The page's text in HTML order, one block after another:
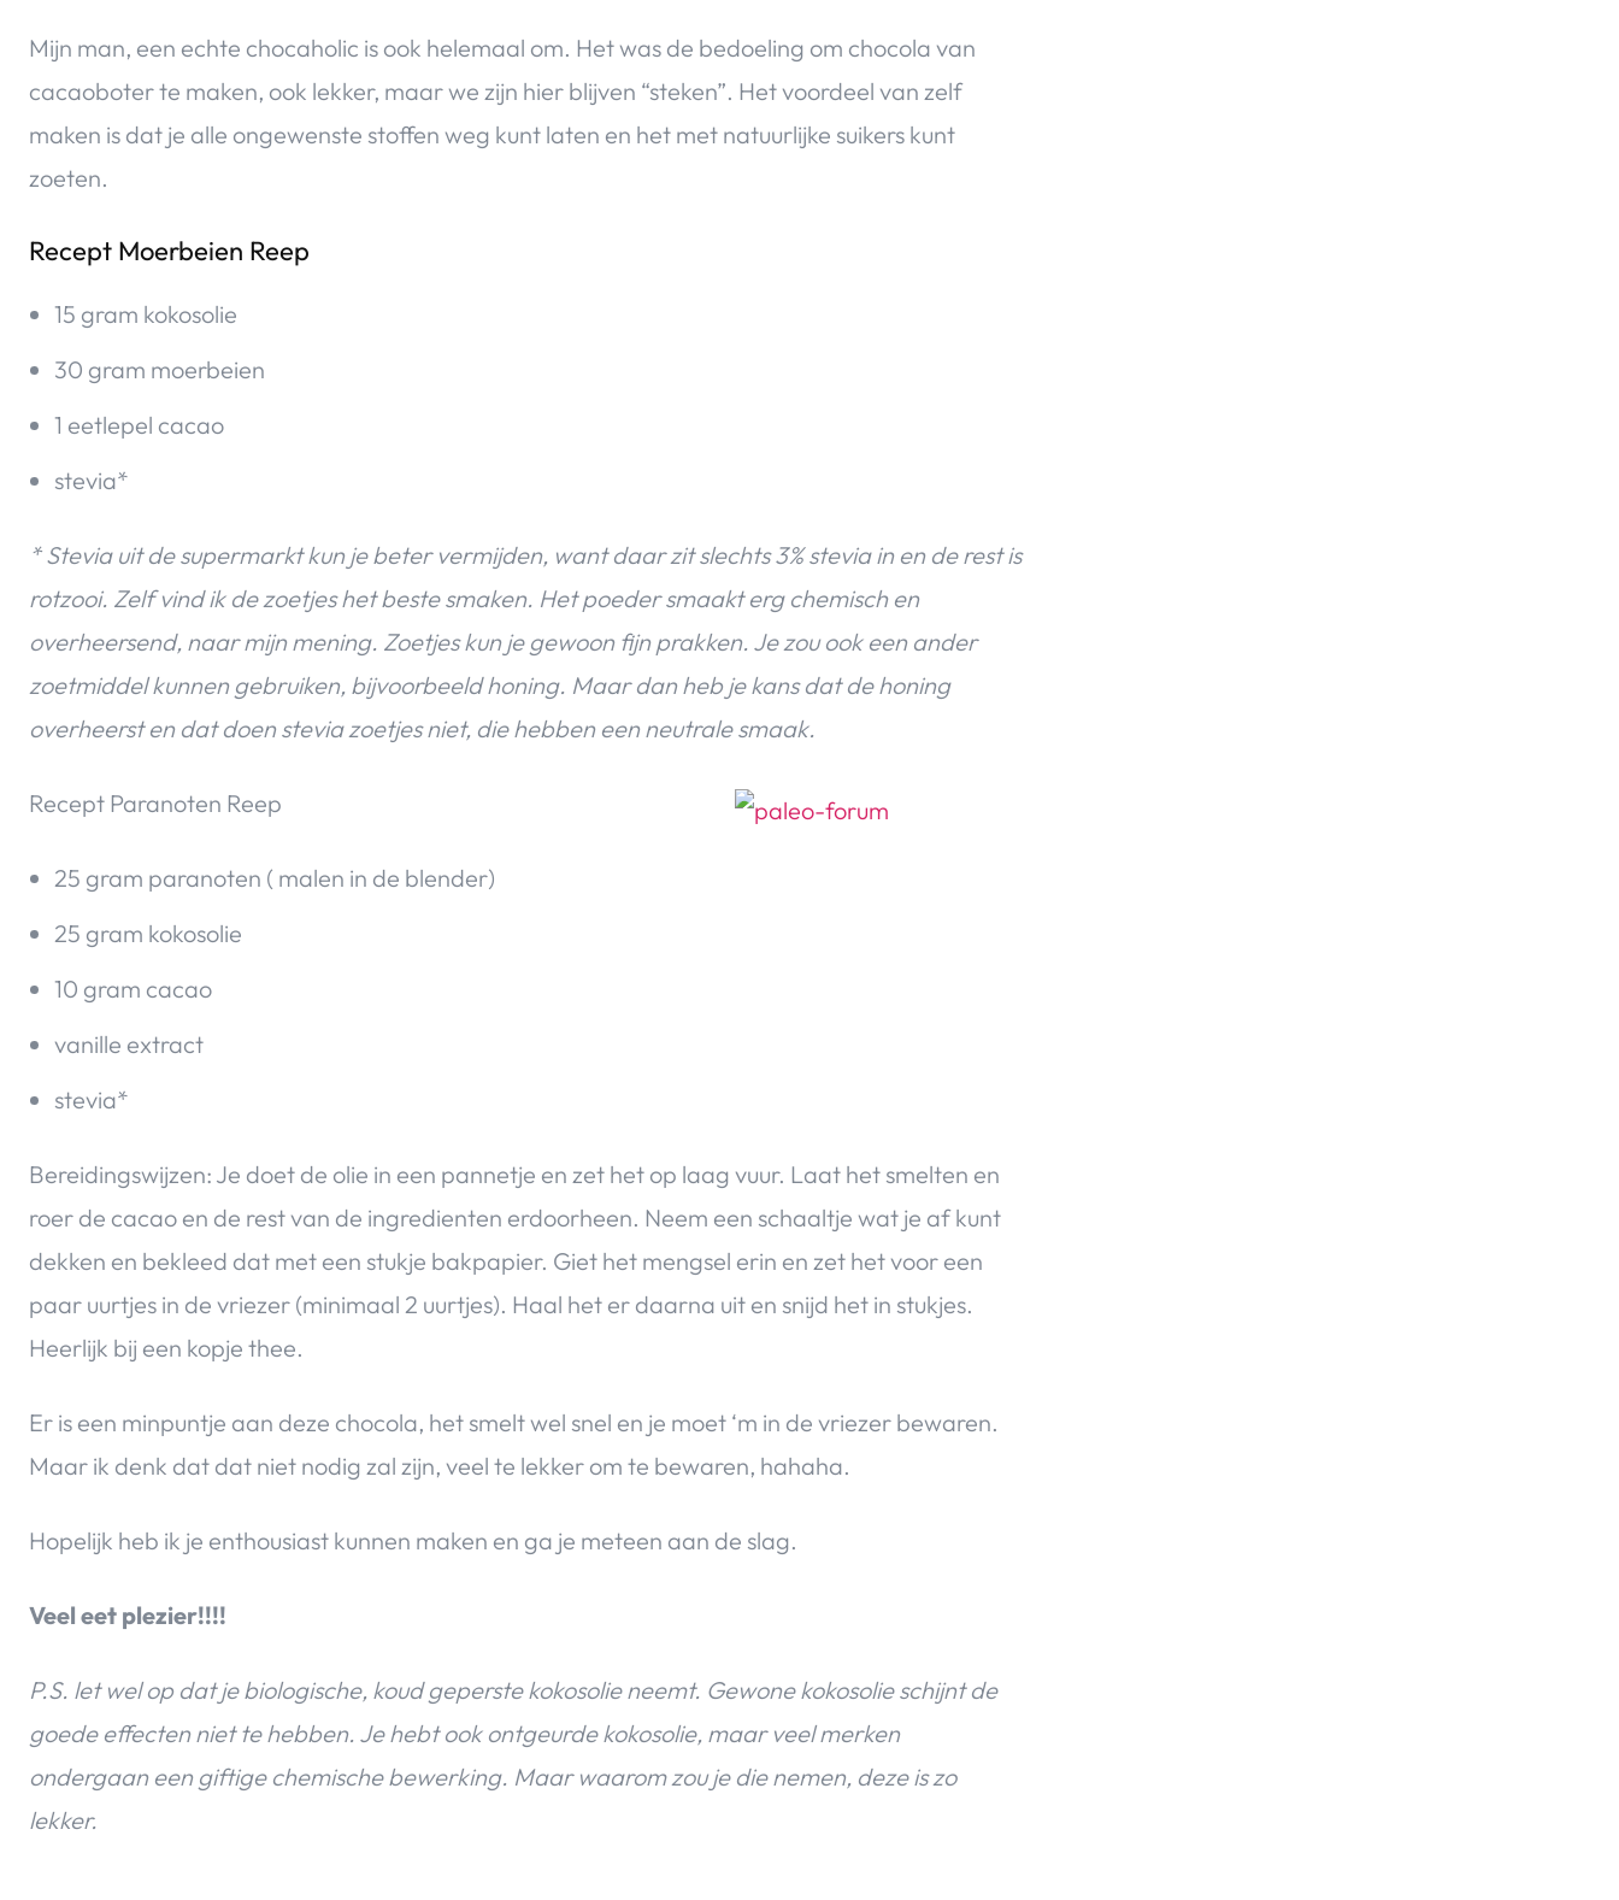
Mijn man, een echte chocaholic is ook helemaal om. Het was de bedoeling om chocola van
cacaoboter te maken, ook lekker, maar we zijn hier blijven “steken”. Het voordeel van zelf
maken is dat je alle ongewenste stoffen weg kunt laten en het met natuurlijke suikers kunt
zoeten.
Recept Moerbeien Reep
15 gram kokosolie
30 gram moerbeien
1 eetlepel cacao
stevia*
* Stevia uit de supermarkt kun je beter vermijden, want daar zit slechts 3% stevia in en de rest is
rotzooi. Zelf vind ik de zoetjes het beste smaken. Het poeder smaakt erg chemisch en
overheersend, naar mijn mening. Zoetjes kun je gewoon fijn prakken. Je zou ook een ander
zoetmiddel kunnen gebruiken, bijvoorbeeld honing. Maar dan heb je kans dat de honing
overheerst en dat doen stevia zoetjes niet, die hebben een neutrale smaak.
Recept Paranoten Reep
25 gram paranoten ( malen in de blender)
25 gram kokosolie
10 gram cacao
vanille extract
stevia*
Bereidingswijzen: Je doet de olie in een pannetje en zet het op laag vuur. Laat het smelten en
roer de cacao en de rest van de ingredienten erdoorheen. Neem een schaaltje wat je af kunt
dekken en bekleed dat met een stukje bakpapier. Giet het mengsel erin en zet het voor een
paar uurtjes in de vriezer (minimaal 2 uurtjes). Haal het er daarna uit en snijd het in stukjes.
Heerlijk bij een kopje thee.
Er is een minpuntje aan deze chocola, het smelt wel snel en je moet ‘m in de vriezer bewaren.
Maar ik denk dat dat niet nodig zal zijn, veel te lekker om te bewaren, hahaha.
Hopelijk heb ik je enthousiast kunnen maken en ga je meteen aan de slag.
Veel eet plezier!!!!
P.S. let wel op dat je biologische, koud geperste kokosolie neemt. Gewone kokosolie schijnt de
goede effecten niet te hebben. Je hebt ook ontgeurde kokosolie, maar veel merken
ondergaan een giftige chemische bewerking. Maar waarom zou je die nemen, deze is zo
lekker.